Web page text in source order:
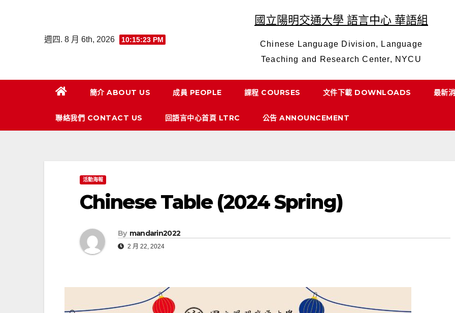
週四. 8 月 6th, 2026 10:15:23 PM
國立陽明交通大學 語言中心 華語組
Chinese Language Division, Language
Teaching and Research Center, NYCU
簡介 ABOUT US 成員 PEOPLE 課程 COURSES 文件下載 DOWNLOADS 最新
聯絡我們 CONTACT US 回語言中心首頁 LTRC 公告 ANNOUNCEMENT
活動海報
Chinese Table (2024 Spring)
By mandarin2022
2 月 22, 2024